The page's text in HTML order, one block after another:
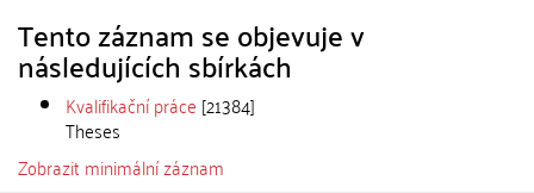
Tento záznam se objevuje v
následujících sbírkách
Kvalifikační práce [21384]
Theses
Zobrazit minimální záznam